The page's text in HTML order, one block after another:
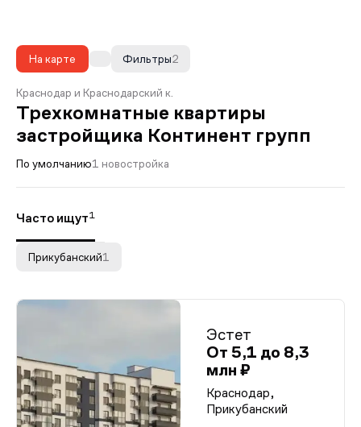
На карте 2
Фильтры
Краснодар и Краснодарский к.
Трехкомнатные квартиры
застройщика Континент групп
По умолчанию1 новостройка
Часто ищут1
Прикубанский1
Эстет
От 5,1 до 8,3
млн ₽
Краснодар,
Прикубанский